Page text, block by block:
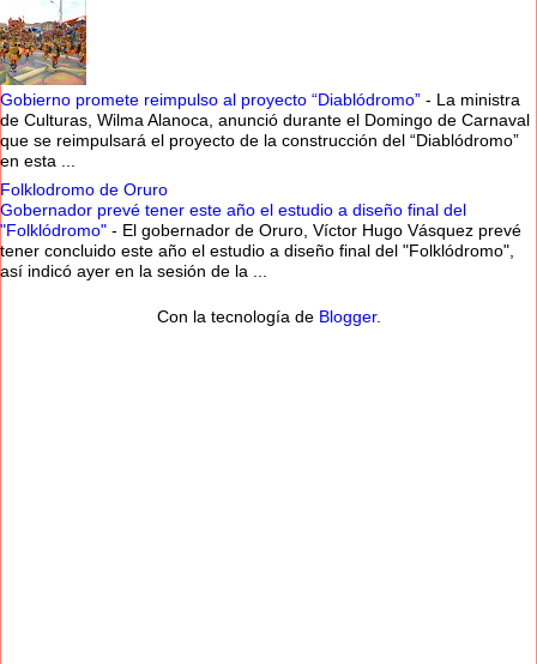
Gobierno promete reimpulso al proyecto “Diablódromo” - La ministra
de Culturas, Wilma Alanoca, anunció durante el Domingo de Carnaval
que se reimpulsará el proyecto de la construcción del “Diablódromo”
en esta ...
Folklodromo de Oruro
Gobernador prevé tener este año el estudio a diseño final del
"Folklódromo" - El gobernador de Oruro, Víctor Hugo Vásquez prevé
tener concluido este año el estudio a diseño final del "Folklódromo",
así indicó ayer en la sesión de la ...
Con la tecnología de Blogger.